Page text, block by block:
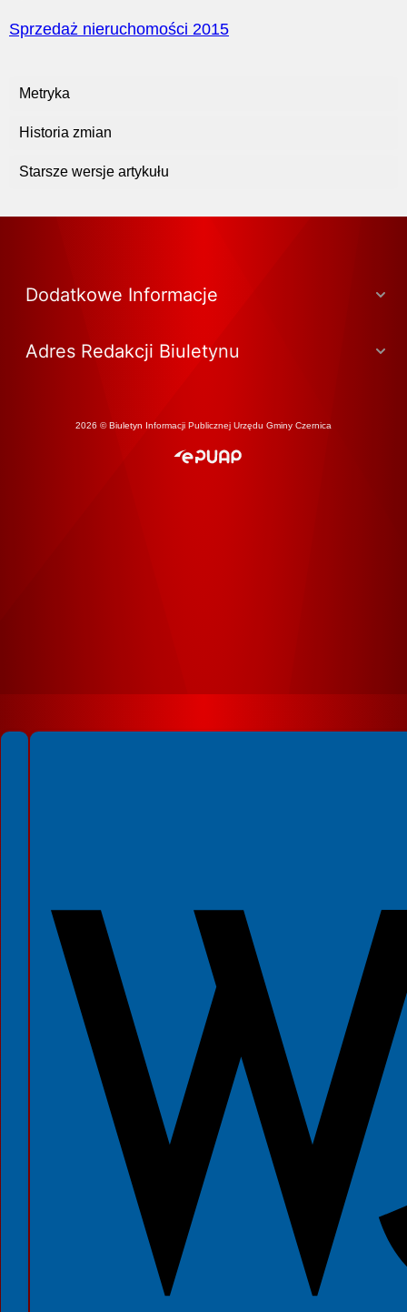
Sprzedaż nieruchomości 2015
Metryka
Historia zmian
Starsze wersje artykułu
Dodatkowe Informacje
Adres Redakcji Biuletynu
2026 © Biuletyn Informacji Publicznej Urzędu Gminy Czernica
Spełniamy standardy WCAG 2.2
Spełniamy standardy W3C